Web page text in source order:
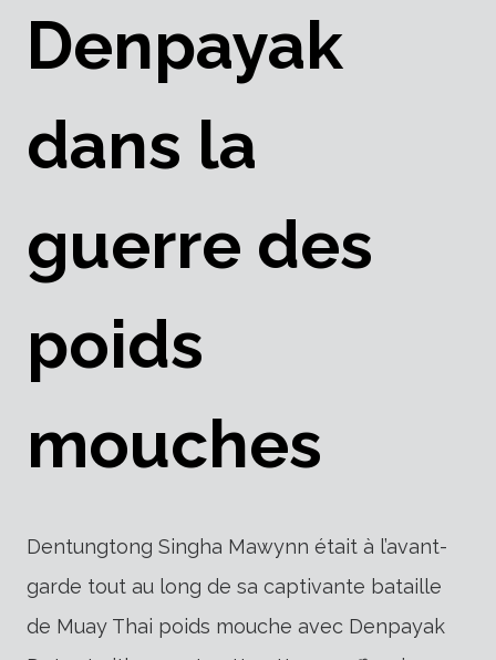
Denpayak
dans la
guerre des
poids
mouches
Dentungtong Singha Mawynn était à l’avant-
garde tout au long de sa captivante bataille
de Muay Thai poids mouche avec Denpayak